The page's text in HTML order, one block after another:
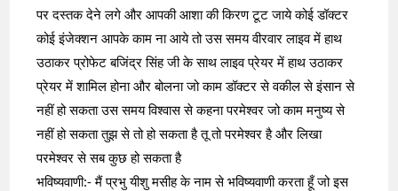
पर दस्तक देने लगे और आपकी आशा की किरण टूट जाये कोई डॉक्टर
कोई इंजेक्शन आपके काम ना आये तो उस समय वीरवार लाइव में हाथ
उठाकर प्रोफेट बजिंद्र सिंह जी के साथ लाइव प्रेयर में हाथ उठाकर
प्रेयर में शामिल होना और बोलना जो काम डॉक्टर से वकील से इंसान से
नहीं हो सकता उस समय विश्वास से कहना परमेश्वर जो काम मनुष्य से
नहीं हो सकता तुझ से तो हो सकता है तू तो परमेश्वर है और लिखा
परमेश्वर से सब कुछ हो सकता है
भविष्यवाणी:- मैं प्रभु यीशु मसीह के नाम से भविष्यवाणी करता हूँ जो इस